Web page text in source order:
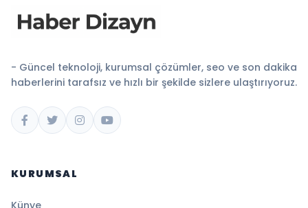
- Güncel teknoloji, kurumsal çözümler, seo ve son dakika
haberlerini tarafsız ve hızlı bir şekilde sizlere ulaştırıyoruz.
KURUMSAL